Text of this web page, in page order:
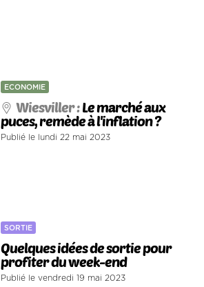
ECONOMIE
Wiesviller :Le marché aux
puces, remède à l'inflation ?
Publié le lundi 22 mai 2023
SORTIE
Quelques idées de sortie pour
profiter du week-end
Publié le vendredi 19 mai 2023